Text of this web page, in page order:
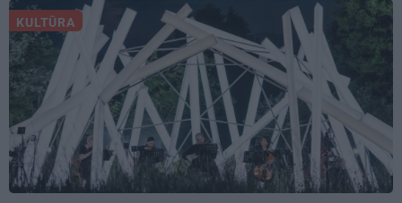
KULTŪRA